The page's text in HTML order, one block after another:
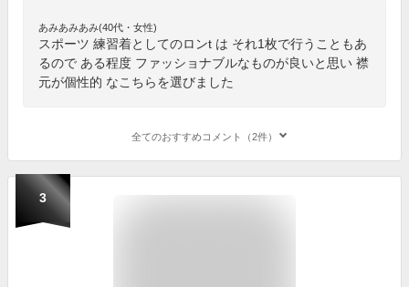
あみあみあみ(40代・女性)
スポーツ 練習着としてのロンt は それ1枚で行うこともあ
るので ある程度 ファッショナブルなものが良いと思い 襟
元が個性的 なこちらを選びました
全てのおすすめコメント（2件）
3